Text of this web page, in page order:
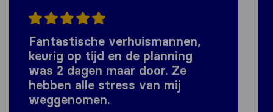
Fantastische verhuismannen,
keurig op tijd en de planning
was 2 dagen maar door. Ze
hebben alle stress van mij
weggenomen.